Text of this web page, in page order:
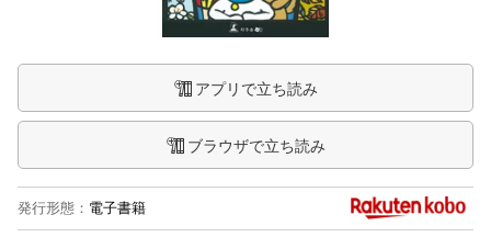
アプリで立ち読み
ブラウザで立ち読み
発行形態 ： 電子書籍